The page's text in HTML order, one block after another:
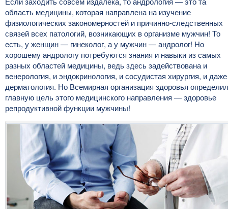
область медицины, которая направлена на изучение
физиологических закономерностей и причинно-следственных
связей всех патологий, возникающих в организме мужчин! То
есть, у женщин — гинеколог, а у мужчин — андролог! Но
хорошему андрологу потребуются знания и навыки из самых
разных областей медицины, ведь здесь задействована и
венерология, и эндокринология, и сосудистая хирургия, и даже
дерматология. Но Всемирная организация здоровья
главную цель этого медицинского направления — здоровье
репродуктивной функции мужчины!